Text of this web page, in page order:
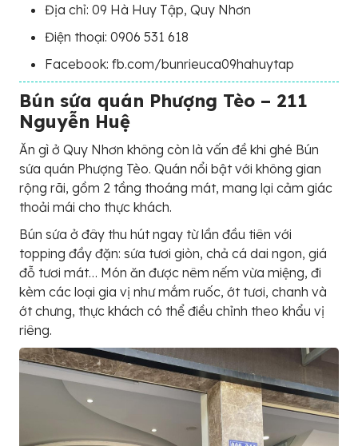
Địa chỉ: 09 Hà Huy Tập, Quy Nhơn
Điện thoại: 0906 531 618
Facebook: fb.com/bunrieuca09hahuytap
Bún sứa quán Phượng Tèo – 211
Nguyễn Huệ
Ăn gì ở Quy Nhơn không còn là vấn đề khi ghé Bún
sứa quán Phượng Tèo. Quán nổi bật với không gian
rộng rãi, gồm 2 tầng thoáng mát, mang lại cảm giác
thoải mái cho thực khách.
Bún sứa ở đây thu hút ngay từ lần đầu tiên với
topping đầy đặn: sứa tươi giòn, chả cá dai ngon, giá
đỗ tươi mát… Món ăn được nêm nếm vừa miệng, đi
kèm các loại gia vị như mắm ruốc, ớt tươi, chanh và
ớt chưng, thực khách có thể điều chỉnh theo khẩu vị
riêng.